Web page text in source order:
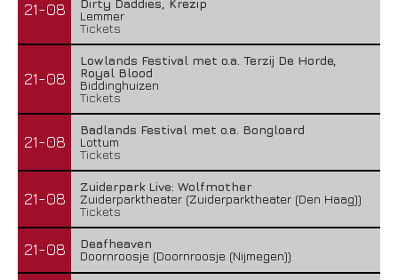
21-08
Dirty Daddies, Krezip
Lemmer
Tickets
21-08
Lowlands Festival met o.a. Terzij De Horde,
Royal Blood
Biddinghuizen
Tickets
21-08
Badlands Festival met o.a. Bongloard
Lottum
Tickets
21-08
Zuiderpark Live: Wolfmother
Zuiderparktheater (Zuiderparktheater (Den Haag))
Tickets
21-08
Deafheaven
Doornroosje (Doornroosje (Nijmegen))